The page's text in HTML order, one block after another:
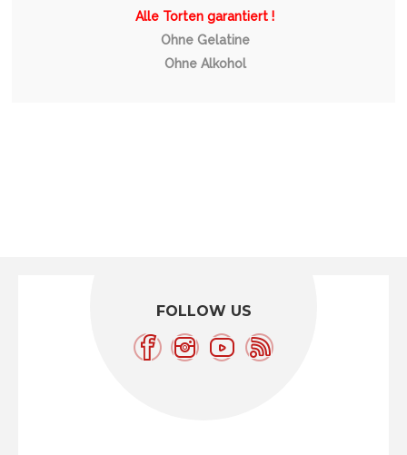
Alle Torten garantiert !
Ohne Gelatine
Ohne Alkohol
FOLLOW US